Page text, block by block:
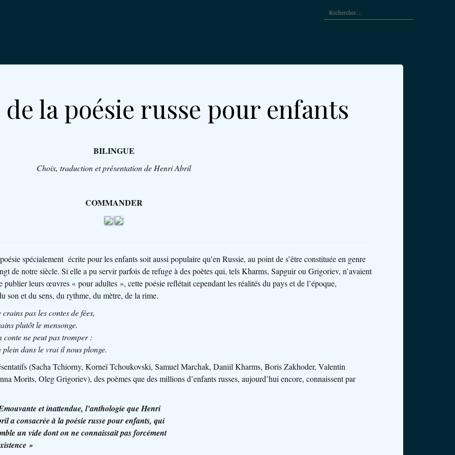
retourRechercher :
la poésie russe pour enfants
BILINGUE
Choix, traduction et présentation de Henri Abril
COMMANDER
spécialement écrite pour les enfants soit aussi populaire qu’en Russie, au point de s’être constituée en genre
de notre siècle. Si elle a pu servir parfois de refuge à des poètes qui, tels Kharms, Sapguir ou Grigoriev, n’avaient
leurs œuvres « pour adultes », cette poésie reflétait cependant les réalités du pays et de l’époque,
son et du sens, du rythme, du mètre, de la rime.
crains pas les contes de fées,
plutôt le mensonge.
conte ne peut pas tromper :
plein dans le vrai il nous plonge.
(Sacha Tchiorny, Korneï Tchoukovski, Samuel Marchak, Daniil Kharms, Boris Zakhoder, Valentin
Morits, Oleg Grigoriev), des poèmes que des millions d’enfants russes, aujourd’hui encore, connaissent par
et inattendue, l’anthologie que Henri
a consacrée à la poésie russe pour enfants, qui
un vide dont on ne connaissait pas forcément
»